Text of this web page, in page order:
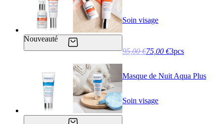
Nouveauté
Soin visage
95,00 €75,00 €3pcs
Masque de Nuit Aqua Plus
Soin visage